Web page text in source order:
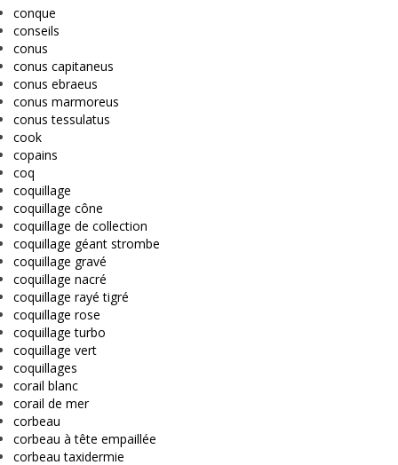
conque
conseils
conus
conus capitaneus
conus ebraeus
conus marmoreus
conus tessulatus
cook
copains
coq
coquillage
coquillage cône
coquillage de collection
coquillage géant strombe
coquillage gravé
coquillage nacré
coquillage rayé tigré
coquillage rose
coquillage turbo
coquillage vert
coquillages
corail blanc
corail de mer
corbeau
corbeau à tête empaillée
corbeau taxidermie